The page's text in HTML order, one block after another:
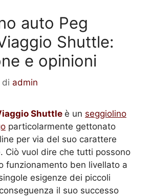
auto Peg
Shuttle:
e opinioni
di admin
Shuttle è un seggiolino
particolarmente gettonato
per via del suo carattere
Ciò vuol dire che tutti possono
funzionamento ben livellato a
esigenze dei piccoli
il suo successo